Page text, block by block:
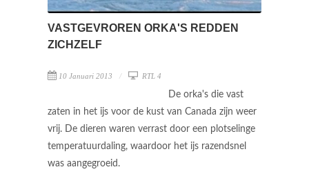
VASTGEVROREN ORKA'S REDDEN
ZICHZELF
10 Januari 2013 RTL 4
De orka's die vast
zaten in het ijs voor de kust van Canada zijn weer
vrij. De dieren waren verrast door een plotselinge
temperatuurdaling, waardoor het ijs razendsnel
was aangegroeid.